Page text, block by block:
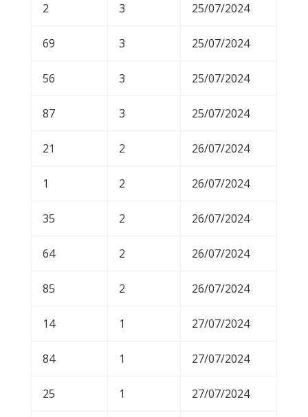
2 3 25/07/2024
69 3 25/07/2024
56 3 25/07/2024
87 3 25/07/2024
21 2 26/07/2024
1 2 26/07/2024
35 2 26/07/2024
64 2 26/07/2024
85 2 26/07/2024
14 1 27/07/2024
84 1 27/07/2024
25 1 27/07/2024